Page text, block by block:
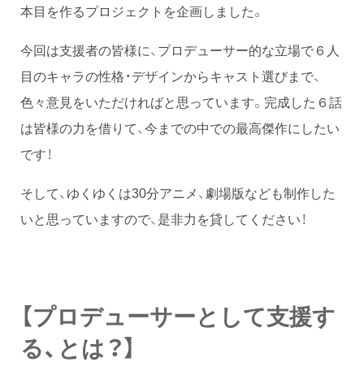
本目を作るプロジェクトを企画しました。
今回は支援者の皆様に、プロデューサー的な立場で６人
目のキャラの性格・デザインからキャスト選びまで、
色々意見をいただければと思っています。完成した６話
は皆様の力を借りて、今までの中での最高傑作にしたい
です！
そして、ゆくゆくは30分アニメ、劇場版なども制作した
いと思っていますので、是非力を貸してください！
【プロデューサーとして支援す
る、とは？】